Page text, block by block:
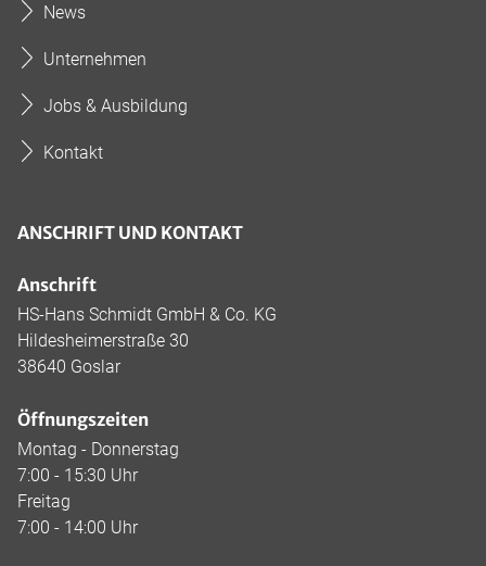
News
Unternehmen
Jobs & Ausbildung
Kontakt
ANSCHRIFT UND KONTAKT
Anschrift
HS-Hans Schmidt GmbH & Co. KG
Hildesheimerstraße 30
38640 Goslar
Öffnungszeiten
Montag - Donnerstag
7:00 - 15:30 Uhr
Freitag
7:00 - 14:00 Uhr